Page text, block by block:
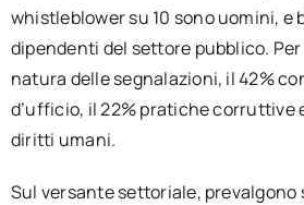
whistleblower su 10 sono uomini, e
dipendenti del settore pubblico.
natura delle segnalazioni, il 42%
d’ufficio, il 22% pratiche corruttive
diritti umani.
Sul versante settoriale, prevalgono